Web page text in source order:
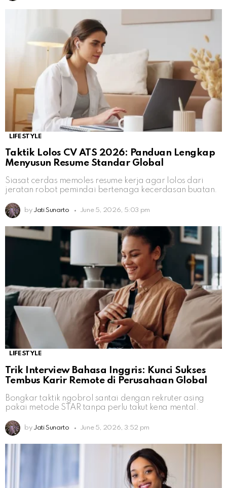
LIFESTYLE
Taktik Lolos CV ATS 2026: Panduan Lengkap
Menyusun Resume Standar Global
Siasat cerdas memoles resume kerja agar lolos dari
jeratan robot pemindai bertenaga kecerdasan buatan.
by Jati Sunarto June 5, 2026, 5:03 pm
LIFESTYLE
Trik Interview Bahasa Inggris: Kunci Sukses
Tembus Karir Remote di Perusahaan Global
Bongkar taktik ngobrol santai dengan rekruter asing
pakai metode STAR tanpa perlu takut kena mental.
by Jati Sunarto June 5, 2026, 3:52 pm